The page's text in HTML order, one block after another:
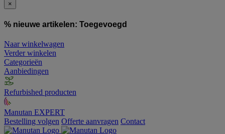
×
% nieuwe artikelen: Toegevoegd
Naar winkelwagen
Verder winkelen
Categorieën
Aanbiedingen
Refurbished producten
Manutan EXPERT
Bestelling volgen Offerte aanvragen Contact